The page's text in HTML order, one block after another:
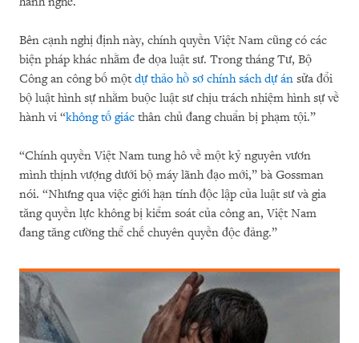
Bên cạnh nghị định này, chính quyền Việt Nam cũng có các
biện pháp khác nhằm đe dọa luật sư. Trong tháng Tư, Bộ
Công an công bố một dự thảo hồ sơ chính sách dự án sửa đổi
bộ luật hình sự nhằm buộc luật sư chịu trách nhiệm hình sự về
hành vi “không tố giác thân chủ đang chuẩn bị phạm tội.”
“Chính quyền Việt Nam tung hô về một kỷ nguyên vươn
mình thịnh vượng dưới bộ máy lãnh đạo mới,” bà Gossman
nói. “Nhưng qua việc giới hạn tính độc lập của luật sư và gia
tăng quyền lực không bị kiểm soát của công an, Việt Nam
đang tăng cường thể chế chuyên quyền độc đảng.”